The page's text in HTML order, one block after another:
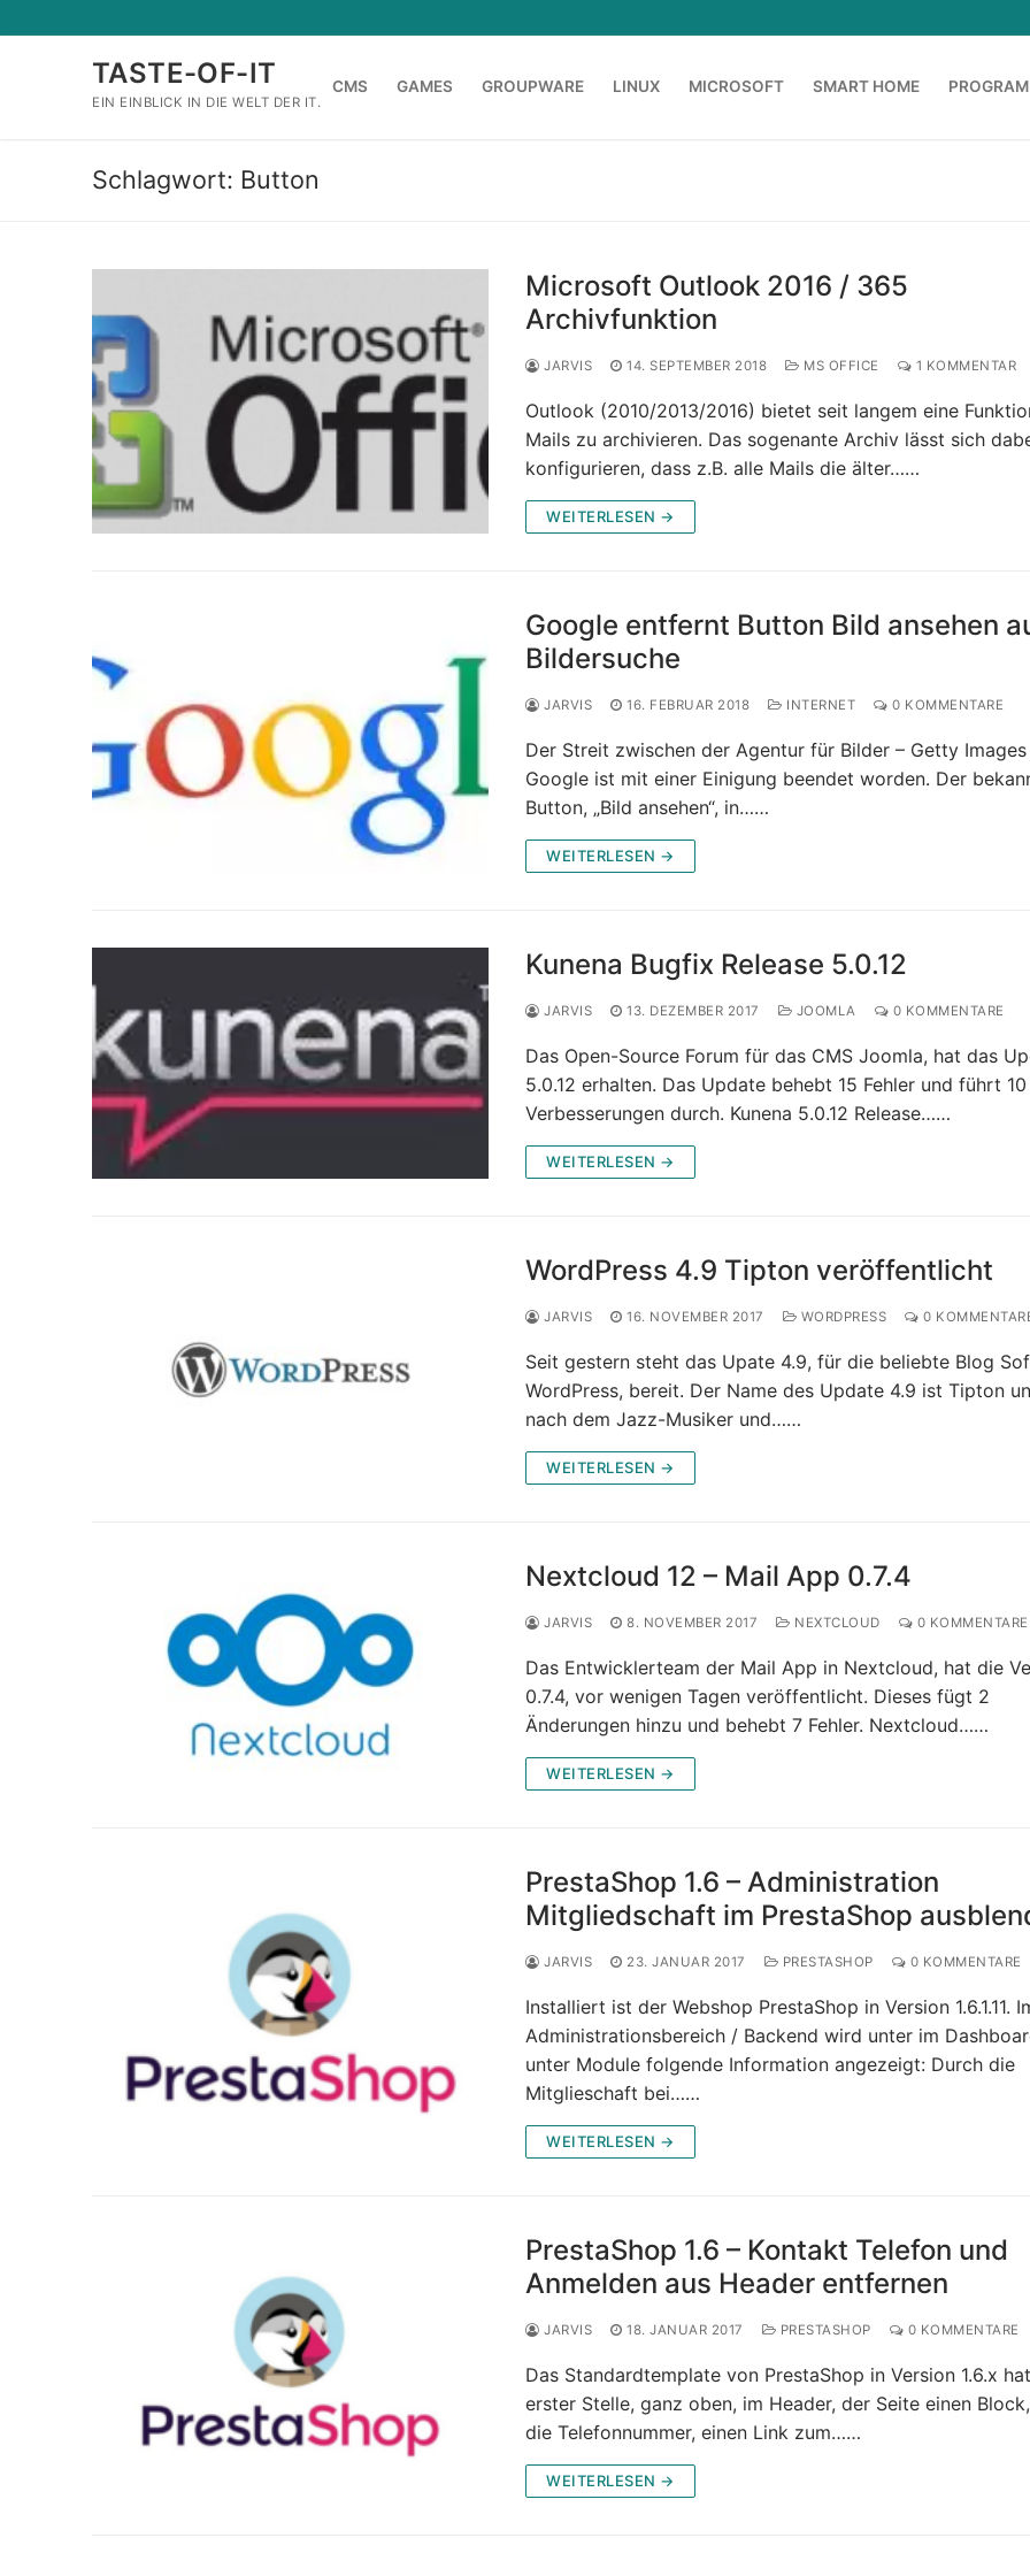
Inhalt
TASTE-OF-IT
EIN EINBLICK IN DIE WELT DER IT.
CMS GAMES GROUPWARE LINUX MICROSOFT SMART HOME
Schlagwort: Button
Microsoft Outlook 2016 / 365
Archivfunktion
JARVIS 14. SEPTEMBER 2018 MS OFFICE 1 KOMMENTAR
Outlook (2010/2013/2016) bietet seit langem eine
Mails zu archivieren. Das sogenante Archiv lässt sich
konfigurieren, dass z.B. alle Mails die älter……
WEITERLESEN →
Google entfernt Button Bild ansehen
Bildersuche
JARVIS 16. FEBRUAR 2018 INTERNET 0 KOMMENTARE
Der Streit zwischen der Agentur für Bilder – Getty Images
Google ist mit einer Einigung beendet worden. Der
Button, „Bild ansehen“, in……
WEITERLESEN →
Kunena Bugfix Release 5.0.12
JARVIS 13. DEZEMBER 2017 JOOMLA 0 KOMMENTARE
Das Open-Source Forum für das CMS Joomla, hat das
5.0.12 erhalten. Das Update behebt 15 Fehler und führt 10
Verbesserungen durch. Kunena 5.0.12 Release……
WEITERLESEN →
WordPress 4.9 Tipton veröffentlicht
JARVIS 16. NOVEMBER 2017 WORDPRESS 0
Seit gestern steht das Upate 4.9, für die beliebte Blog
WordPress, bereit. Der Name des Update 4.9 ist Tipton
nach dem Jazz-Musiker und……
WEITERLESEN →
Nextcloud 12 – Mail App 0.7.4
JARVIS 8. NOVEMBER 2017 NEXTCLOUD 0 KOMMENTARE
Das Entwicklerteam der Mail App in Nextcloud, hat die
0.7.4, vor wenigen Tagen veröffentlicht. Dieses fügt 2
Änderungen hinzu und behebt 7 Fehler. Nextcloud……
WEITERLESEN →
PrestaShop 1.6 – Administration
Mitgliedschaft im PrestaShop
JARVIS 23. JANUAR 2017 PRESTASHOP 0 KOMMENTARE
Installiert ist der Webshop PrestaShop in Version 1.6.1.11.
Administrationsbereich / Backend wird unter im
unter Module folgende Information angezeigt: Durch die
Mitglieschaft bei……
WEITERLESEN →
PrestaShop 1.6 – Kontakt Telefon und
Anmelden aus Header entfernen
JARVIS 18. JANUAR 2017 PRESTASHOP 0 KOMMENTARE
Das Standardtemplate von PrestaShop in Version 1.6.x
erster Stelle, ganz oben, im Header, der Seite einen
die Telefonnummer, einen Link zum……
WEITERLESEN →